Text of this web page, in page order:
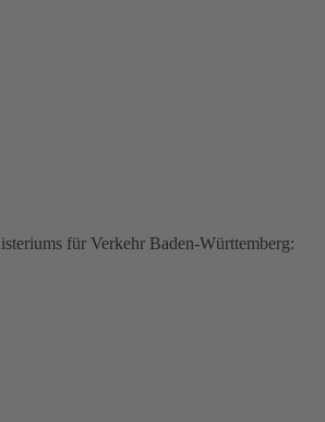
für Verkehr Baden-Württemberg: